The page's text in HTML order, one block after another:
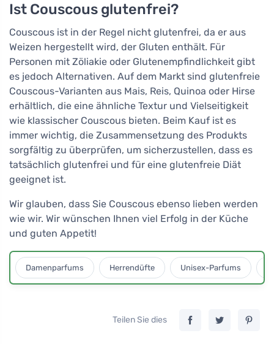
Ist Couscous glutenfrei?
Couscous ist in der Regel nicht glutenfrei, da er aus
Weizen hergestellt wird, der Gluten enthält. Für
Personen mit Zöliakie oder Glutenempfindlichkeit gibt
es jedoch Alternativen. Auf dem Markt sind glutenfreie
Couscous-Varianten aus Mais, Reis, Quinoa oder Hirse
erhältlich, die eine ähnliche Textur und Vielseitigkeit
wie klassischer Couscous bieten. Beim Kauf ist es
immer wichtig, die Zusammensetzung des Produkts
sorgfältig zu überprüfen, um sicherzustellen, dass es
tatsächlich glutenfrei und für eine glutenfreie Diät
geeignet ist.
Wir glauben, dass Sie Couscous ebenso lieben werden
wie wir. Wir wünschen Ihnen viel Erfolg in der Küche
und guten Appetit!
Damenparfums Herrendüfte Unisex-Parfums
Teilen Sie dies